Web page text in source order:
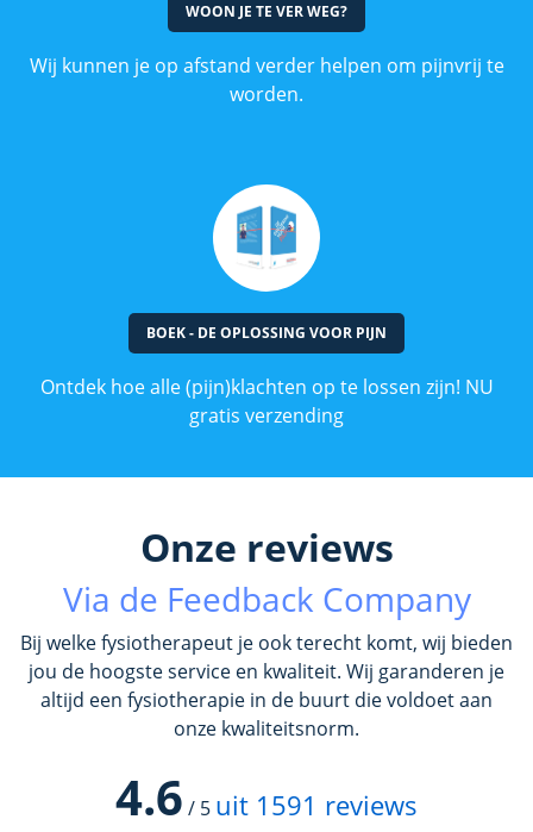
WOON JE TE VER WEG?
Wij kunnen je op afstand verder helpen om pijnvrij te
worden.
BOEK - DE OPLOSSING VOOR PIJN
Ontdek hoe alle (pijn)klachten op te lossen zijn! NU
gratis verzending
Onze reviews
Via de Feedback Company
Bij welke fysiotherapeut je ook terecht komt, wij bieden
jou de hoogste service en kwaliteit. Wij garanderen je
altijd een fysiotherapie in de buurt die voldoet aan
onze kwaliteitsnorm.
4.6 / 5 uit 1591 reviews